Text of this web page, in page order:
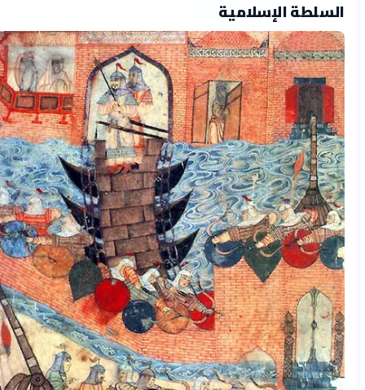
السلطة الإسلامية